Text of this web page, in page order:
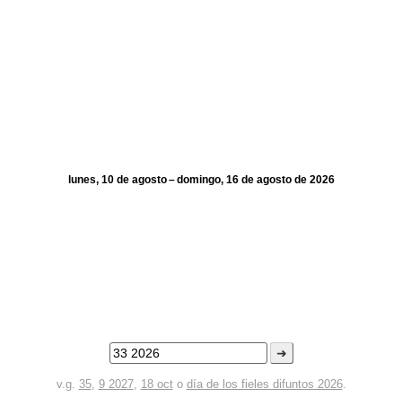
lunes, 10 de agosto – domingo, 16 de agosto de 2026
➜
v.g. 35, 9 2027, 18 octo día de los fieles difuntos 2026.